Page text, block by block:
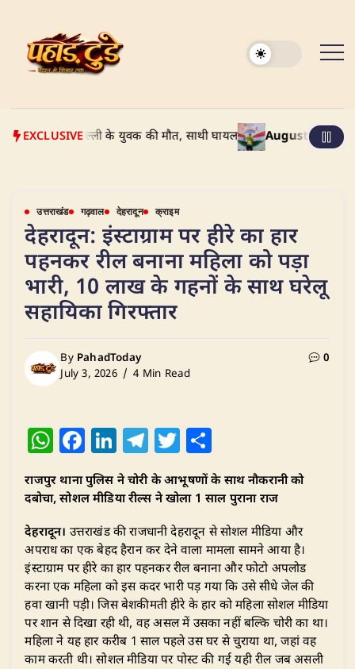
content
EXCLUSIVE
दिल्ली के युवक की मौत, साथी घायल August 9, 2026 Delhi
उत्तराखंड गढ़वाल देहरादून क्राइम
​देहरादून: इंस्टाग्राम पर हीरे का हार
पहनकर रील बनाना महिला को पड़ा
भारी, 10 लाख के गहनों के साथ घरेलू
सहायिका गिरफ्तार
By PahadToday
July 3, 2026
4 Min Read
0
W
at
A
p
p
F
a
c
b
o
o
k
Li
n
k
e
dI
n
T
el
e
g
ra
m
T
it
r
h
ar
e
राजपुर थाना पुलिस ने चोरी के आभूषणों के साथ नौकरानी को
दबोचा, सोशल मीडिया रील्स ने खोला 1 साल पुराना राज
देहरादून। उत्तराखंड की राजधानी देहरादून से सोशल मीडिया और
अपराध का एक बेहद हैरान कर देने वाला मामला सामने आया है।
इंस्टाग्राम पर हीरे का हार पहनकर रील बनाना और फोटो अपलोड
करना एक महिला को इस कदर भारी पड़ गया कि उसे सीधे जेल की
हवा खानी पड़ी। जिस बेशकीमती हीरे के हार को महिला सोशल मीडिया
पर शान से दिखा रही थी, वह असल में उसका नहीं बल्कि चोरी का था।
महिला ने यह हार करीब 1 साल पहले उस घर से चुराया था, जहां वह
काम करती थी। सोशल मीडिया पर पोस्ट की गई यही रील जब असली